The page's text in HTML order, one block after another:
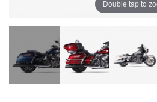
Double tap to